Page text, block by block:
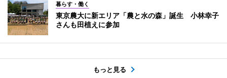
暮らす・働く
東京農大に新エリア「農と水の森」誕生 小林幸子
さんも田植えに参加
もっと見る